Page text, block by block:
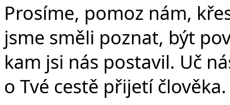
Prosíme, pomoz nám,
jsme směli poznat, být
kam jsi nás postavil. Uč
o Tvé cestě přijetí